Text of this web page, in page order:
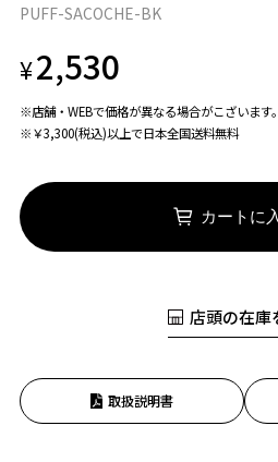
PUFF-SACOCHE-BK
¥2,530
※店舗・WEBで価格が異なる場合がこざいます。
※￥3,300(税込)以上で日本全国送料無料
カートに
店頭の在庫
取扱説明書